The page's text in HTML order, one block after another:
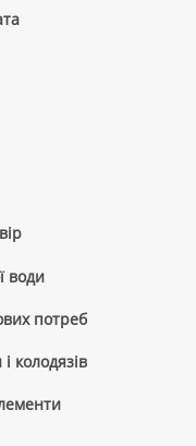
води
потреб
колодязів